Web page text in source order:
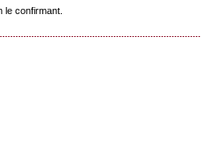
le confirmant.